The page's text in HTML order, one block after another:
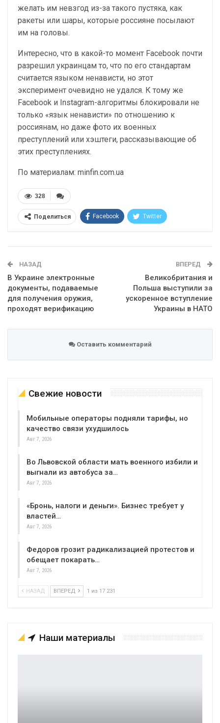
желать им невзгод из-за такого пустяка, как
ракеты или шары, которые россияне посылают
им на головы.
Интересно, что в какой-то момент Facebook почти
разрешил украинцам то, что по его стандартам
считается языком ненависти, но этот
эксперимент очевидно не удался. К тому же
Facebook и Instagram-алгоритмы блокировали не
только «язык ненависти» по отношению к
россиянам, но даже фото их военных
преступлений или хэштеги, рассказывающие об
этих преступлениях.
По материалам: minfin.com.ua
328
Поделиться Facebook Twitter
НАЗАД
В Украине электронные
документы, подаваемые
для получения оружия,
проходят верификацию
ВПЕРЕД
Великобритания и
Польша выступили за
ускоренное вступление
Украины в НАТО
Оставить комментарий
Свежие новости
Мобильные операторы подняли тарифы, но
качество связи ухудшилось
Авг 7, 2026
Во Львовской области мать военного избили и
выгнали из автобуса за…
Авг 7, 2026
«Бронь, налоги и деньги». Бизнес требует у
властей…
Авг 7, 2026
Федоров грозит радикализацией протестов и
обещает покарать…
Авг 7, 2026
НАЗАД ВПЕРЕД 1 из 17 231
Наши материалы